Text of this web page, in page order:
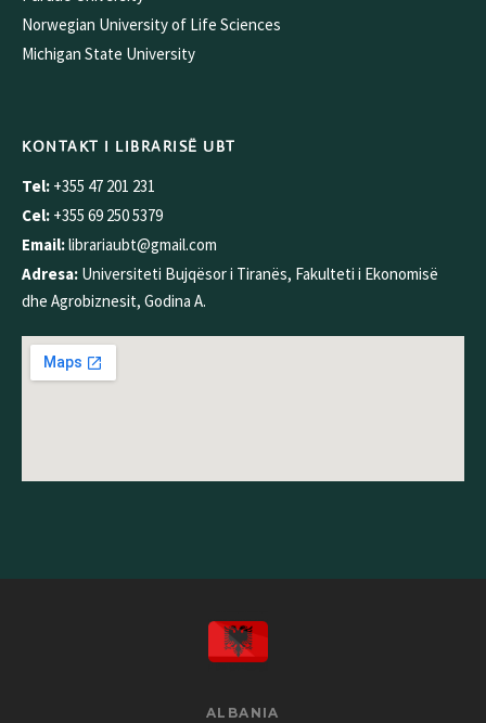
Norwegian University of Life Sciences
Michigan State University
KONTAKT I LIBRARISË UBT
Tel: +355 47 201 231
Cel: +355 69 250 5379
Email:librariaubt@gmail.com
Adresa: Universiteti Bujqësor i Tiranës, Fakulteti i Ekonomisë
dhe Agrobiznesit, Godina A.
ALBANIA